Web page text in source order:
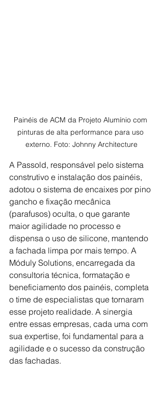
Painéis de ACM da Projeto Alumínio com
pinturas de alta performance para uso
externo. Foto: Johnny Architecture
A Passold, responsável pelo sistema
construtivo e instalação dos painéis,
adotou o sistema de encaixes por pino
gancho e fixação mecânica
(parafusos) oculta, o que garante
maior agilidade no processo e
dispensa o uso de silicone, mantendo
a fachada limpa por mais tempo. A
Móduly Solutions, encarregada da
consultoria técnica, formatação e
beneficiamento dos painéis, completa
o time de especialistas que tornaram
esse projeto realidade. A sinergia
entre essas empresas, cada uma com
sua expertise, foi fundamental para a
agilidade e o sucesso da construção
das fachadas.